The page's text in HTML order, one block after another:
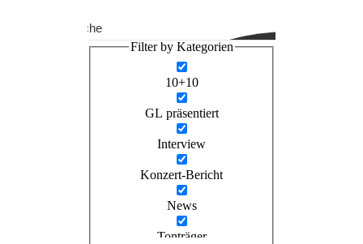
Suche
Filter by Kategorien
10+10
GL präsentiert
Interview
Konzert-Bericht
News
Tonträger